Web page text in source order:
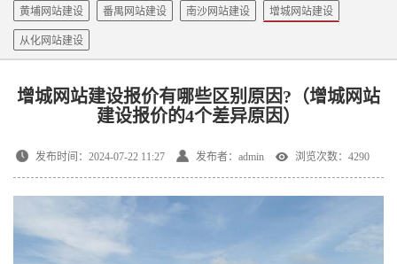
黄埔网站建设 番禺网站建设 南沙网站建设 增城网站建设
从化网站建设
增城网站建设报价有哪些区别原因?（增城网站
建设报价的4个差异原因）
发布时间：2024-07-22 11:27 发布者：admin 浏览次数：4290